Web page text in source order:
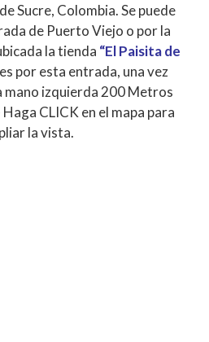
Sucre, Colombia. Se puede
de Puerto Viejo o por la
la tienda “El Paisita de
por esta entrada, una vez
mano izquierda 200 Metros
CLICK en el mapa para
la vista.